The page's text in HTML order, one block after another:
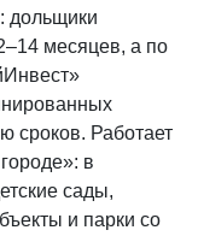
дольщики
месяцев, а по
сроков. Работает
в
сады,
и парки со